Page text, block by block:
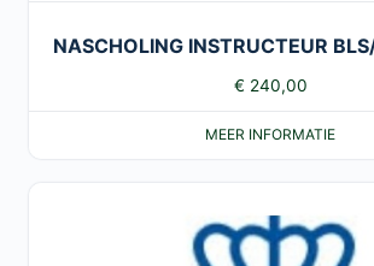
NASCHOLING INSTRUCTEUR
€ 240,00
MEER INFORMATIE